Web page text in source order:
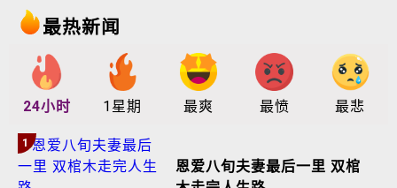
最热新闻
24小时 1星期 最爽 最愤 最悲
1
恩爱八旬夫妻最后一里 双棺